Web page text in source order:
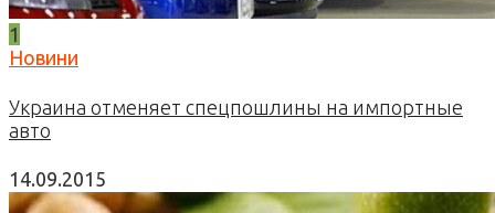
1
Новини
Украина отменяет спецпошлины на импортные
авто
14.09.2015